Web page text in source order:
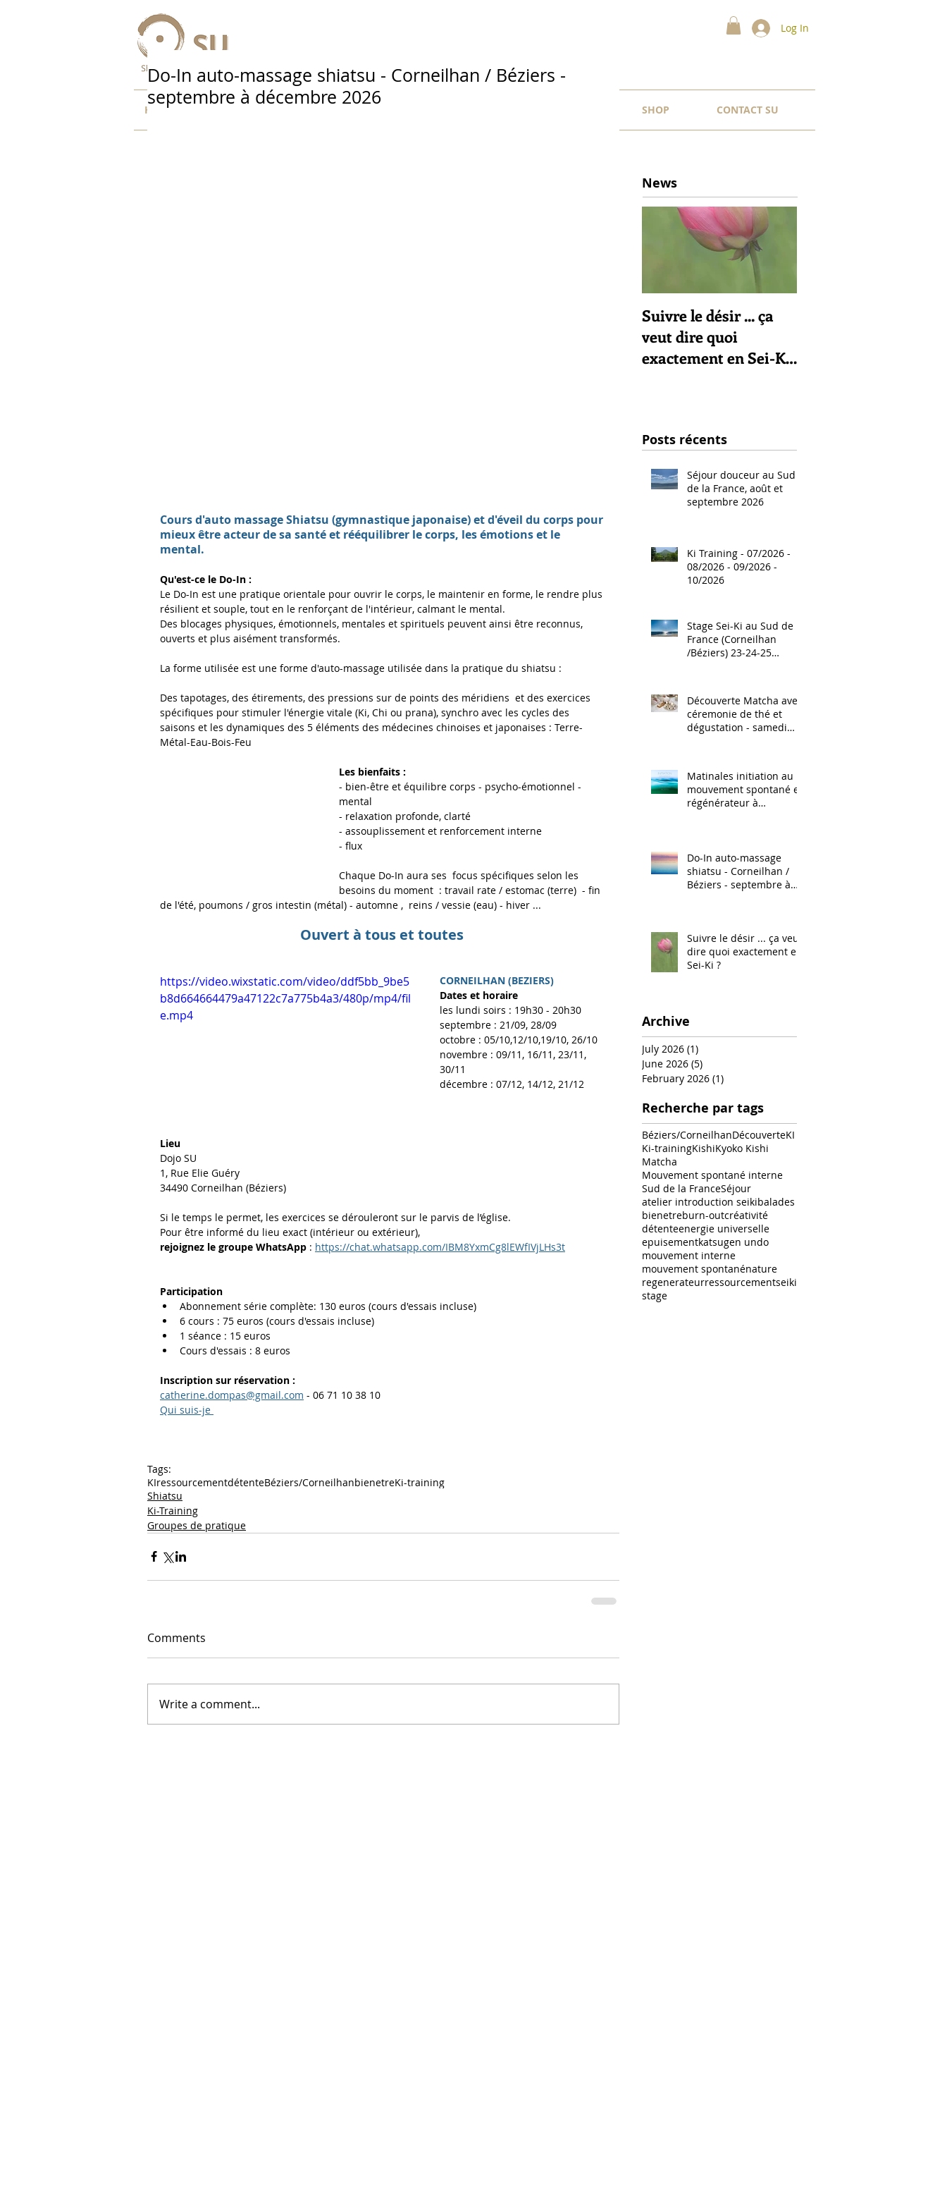
Log In
HOME SHOP CONTACT SU
Do-In auto-massage shiatsu - Corneilhan / Béziers -
septembre à décembre 2026
Cours d'auto massage Shiatsu (gymnastique japonaise) et d'éveil du corps pour
mieux être acteur de sa santé et rééquilibrer le corps, les émotions et le
mental.
Qu'est-ce le Do-In :
Le Do-In est une pratique orientale pour ouvrir le corps, le maintenir en forme, le rendre plus
résilient et souple, tout en le renforçant de l'intérieur, calmant le mental.
Des blocages physiques, émotionnels, mentales et spirituels peuvent ainsi être reconnus,
ouverts et plus aisément transformés.
La forme utilisée est une forme d'auto-massage utilisée dans la pratique du shiatsu :
Des tapotages, des étirements, des pressions sur de points des méridiens  et des exercices
spécifiques pour stimuler l'énergie vitale (Ki, Chi ou prana), synchro avec les cycles des
saisons et les dynamiques des 5 éléments des médecines chinoises et japonaises : Terre-
Métal-Eau-Bois-Feu
Les bienfaits :
- bien-être et équilibre corps - psycho-émotionnel -
mental
- relaxation profonde, clarté
- assouplissement et renforcement interne
- flux
Chaque Do-In aura ses  focus spécifiques selon les
besoins du moment  : travail rate / estomac (terre)  - fin
de l'été, poumons / gros intestin (métal) - automne ,  reins / vessie (eau) - hiver ...
Ouvert à tous et toutes
https://video.wixstatic.com/video/ddf5bb_9be5
b8d664664479a47122c7a775b4a3/480p/mp4/fil
e.mp4
CORNEILHAN (BEZIERS)
Dates et horaire
les lundi soirs : 19h30 - 20h30
septembre : 21/09, 28/09
octobre : 05/10,12/10,19/10, 26/10
novembre : 09/11, 16/11, 23/11,
30/11
décembre : 07/12, 14/12, 21/12
Lieu
Dojo SU
1, Rue Elie Guéry
34490 Corneilhan (Béziers)
Si le temps le permet, les exercices se dérouleront sur le parvis de l’église.
Pour être informé du lieu exact (intérieur ou extérieur),
rejoignez le groupe WhatsApp : https://chat.whatsapp.com/IBM8YxmCg8lEWfIVjLHs3t
Participation
Abonnement série complète: 130 euros (cours d'essais incluse)
6 cours : 75 euros (cours d'essais incluse)
1 séance : 15 euros
Cours d'essais : 8 euros
Inscription sur réservation :
catherine.dompas@gmail.com - 06 71 10 38 10
Qui suis-je
Tags:
KIressourcementdétenteBéziers/CorneilhanbienetreKi-training
Shiatsu
Ki-Training
Groupes de pratique
Comments
Write a comment...
News
Suivre le désir ... ça
veut dire quoi
exactement en Sei-Ki
Posts récents
Séjour douceur au Sud
de la France, août et
septembre 2026
Ki Training - 07/2026 -
08/2026 - 09/2026 -
10/2026
Stage Sei-Ki au Sud de la
France (Corneilhan
/Béziers) 23-24-25
Découverte Matcha avec
céremonie de thé et
dégustation - samedi
Matinales initiation au
mouvement spontané et
régénérateur à
Do-In auto-massage
shiatsu - Corneilhan /
Béziers - septembre à
Suivre le désir ... ça veut
dire quoi exactement en
Sei-Ki ?
Archive
July 2026 (1)
June 2026 (5)
February 2026 (1)
Recherche par tags
Béziers/CorneilhanDécouverteKI
Ki-trainingKishiKyoko Kishi
Matcha
Mouvement spontané interne
Sud de la FranceSéjour
atelier introduction seikibalades
bienetreburn-outcréativité
détenteenergie universelle
epuisementkatsugen undo
mouvement interne
mouvement spontanénature
regenerateurressourcementseiki
stage